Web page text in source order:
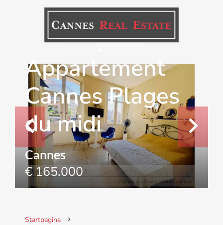
Verkoop
Appartement
Cannes Plages
du midi
Cannes
€ 165.000
Startpagina